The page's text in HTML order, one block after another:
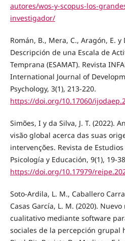
autores/wos-y-scopus-los-
investigador/
Román, B., Mera, C., Aragón, E. y
Descripción de una Escala de
Temprana (ESAMAT). Revista
International Journal of
Psychology, 3(1), 213-220.
https://doi.org/10.17060/
Simões, I y da Silva, J. T. (2022).
visão global acerca das suas
intervenções. Revista de
Psicología y Educación, 9(1), 19-
https://doi.org/10.17979/
Soto-Ardila, L. M., Caballero
Casas García, L. M. (2020).
cualitativo mediante software
sociales de la percepción grupal